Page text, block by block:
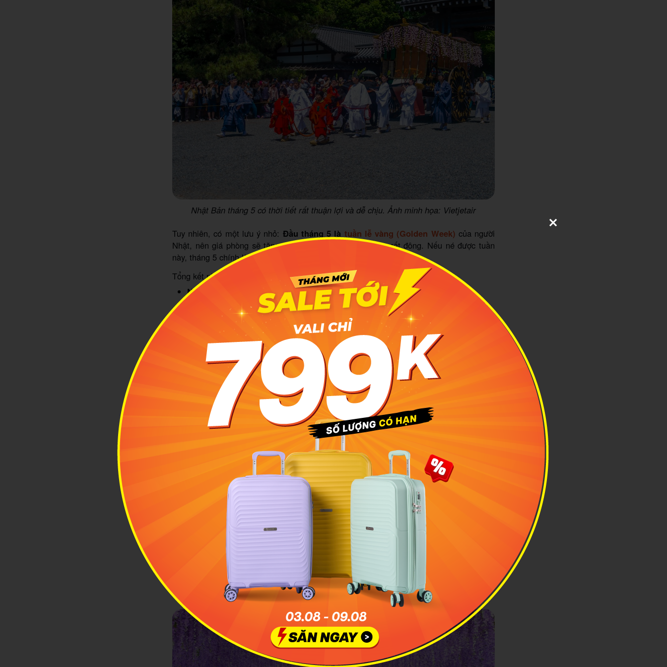
Nhật Bản tháng 5 có thời tiết rất thuận lợi và dễ chịu. Ảnh minh họa: Vietjetair
Tuy nhiên, có một lưu ý nhỏ: Đầu tháng 5 là tuần lễ vàng (Golden Week) của người
Nhật, nên giá phòng sẽ tăng cao và các điểm tham quan rất đông. Nếu né được tuần
này, tháng 5 chính là thời điểm "vàng" đúng nghĩa.
Tổng kết nhanh về
du lịch Nhật Bảntháng 5:
Nên đi không?
Rất nên đi, đặc biệt là sau ngày 5/5.
Mát mẻ, dễ chịu, khoảng15 - 25°C
, ít mưa.
Hoa Tử Đằng, đồi trà xanh và mùa dâu tây chín mọng.
2
Thời tiết tháng 5: "Vị cứu tinh" cho các hoạt động
ngoài trời
Như mình đã khẳng định ở trên, lý do lớn nhất để chọn tháng 5 là sự ủng hộ của khí
Độ ẩm ở Nhật lúc này rất vừa phải
, không khí trong lành. Buổi sáng bạn có thể
diện những bộ váy nhẹ nhàng, thướt tha để chụp ảnh.
Nhưng hãy nhớ mang theo một chiếc áo khoác mỏng cho buổi tối.Nhiệt độ về đêm ở
Tokyo hay Kyoto có thể xuống dưới 15°C, tạo ra cái cảm giác se lạnh cực kỳ thú vị
để thưởng thức một bát ramen nóng hổi.
Những "tọa độ" hoa Tử Đằng đẹp tựa phim cổ tích
Vì sao mình nói Nhật Bản tháng 5 là mùa của hoa Tử Đằng? Vì đây là lúc các
loài hoa Fuji nở rộ nhất, tạo nên những đường hầm hoa dài tít tắp.
Công viên Ashikaga (Tochigi):
Nơi này có cây tử đằng 160 tuổi
Cảm giác đứng dưới những chùm hoa tím buông lơi như những giọt nước đổ xuống
thực sự rất choáng ngợp.
Vườn Kawachi Fujien (Fukuoka):
Nếu bạn muốn lạc vào một mê cung hoa thực
thụ với đủ sắc trắng, hồng, tím thì đây là điểm đến số 1.
Đền Kameido Tenjin (Tokyo):Một góc nhỏ yên bình ngay giữa lòng thủ đô để bạn
ngắm hoa tử đằng soi bóng xuống mặt hồ bên cầu đá đỏ duyên dáng.